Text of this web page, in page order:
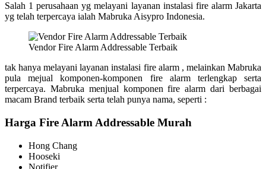
Salah 1 perusahaan yg melayani layanan instalasi fire alarm Jakarta
yg telah terpercaya ialah Mabruka Aisypro Indonesia.
Vendor Fire Alarm Addressable Terbaik
tak hanya melayani layanan instalasi fire alarm , melainkan Mabruka
pula mejual komponen-komponen fire alarm terlengkap serta
terpercaya. Mabruka menjual komponen fire alarm dari berbagai
macam Brand terbaik serta telah punya nama, seperti :
Harga Fire Alarm Addressable Murah
Hong Chang
Hooseki
Notifier